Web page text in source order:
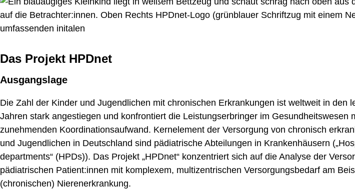
Das Projekt HPDnet
Ausgangslage
Die Zahl der Kinder und Jugendlichen mit chronischen Erkrankungen ist weltweit in den
Jahren stark angestiegen und konfrontiert die Leistungserbringer im Gesundheitswesen
zunehmenden Koordinationsaufwand. Kernelement der Versorgung von chronisch
und Jugendlichen in Deutschland sind pädiatrische Abteilungen in Krankenhäusern
departments“ (HPDs)). Das Projekt „HPDnet“ konzentriert sich auf die Analyse der
pädiatrischen Patient:innen mit komplexem, multizentrischen Versorgungsbedarf am
(chronischen) Nierenerkrankung.